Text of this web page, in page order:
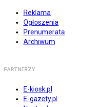
Reklama
Ogłoszenia
Prenumerata
Archiwum
PARTNERZY
E-kiosk.pl
E-gazety.pl